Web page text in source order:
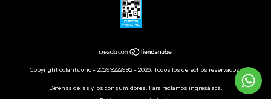
Copyright colantuono - 20293222992 - 2026. Todos los derechos reservados.
Defensa de las y los consumidores. Para reclamos ingresá acá.